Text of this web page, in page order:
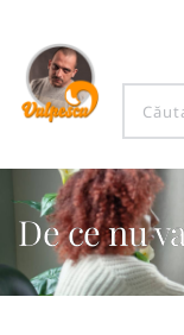
De ce nu